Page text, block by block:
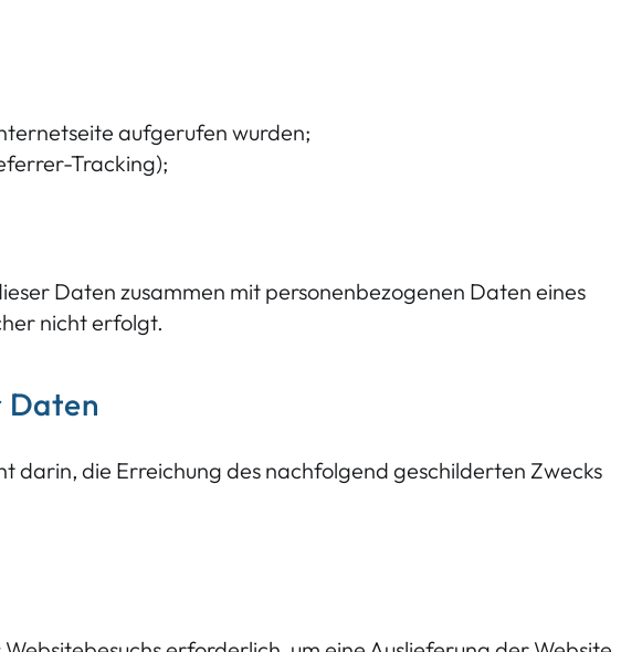
aufgerufen wurden;
Tracking);
Daten zusammen mit personenbezogenen Daten eines
nicht erfolgt.
Daten
darin, die Erreichung des nachfolgend geschilderten Zwecks